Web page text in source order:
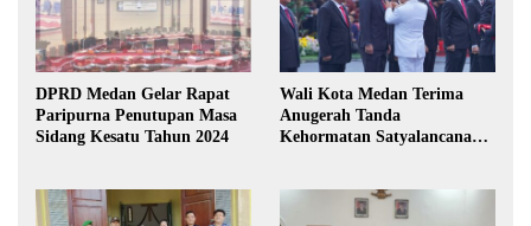
DPRD Medan Gelar Rapat
Paripurna Penutupan Masa
Sidang Kesatu Tahun 2024
Wali Kota Medan Terima
Anugerah Tanda
Kehormatan Satyalancana